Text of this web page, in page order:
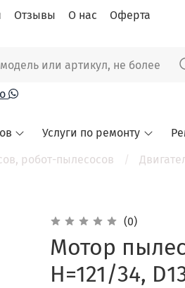
Отзывы О нас Оферта
Услуги по ремонту
робот-пылесосов
(0)
Мотор
H=121/34,